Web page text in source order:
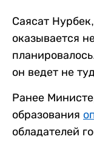
Саясат
оказывается
он ведет не
Ранее
образования
обладателей